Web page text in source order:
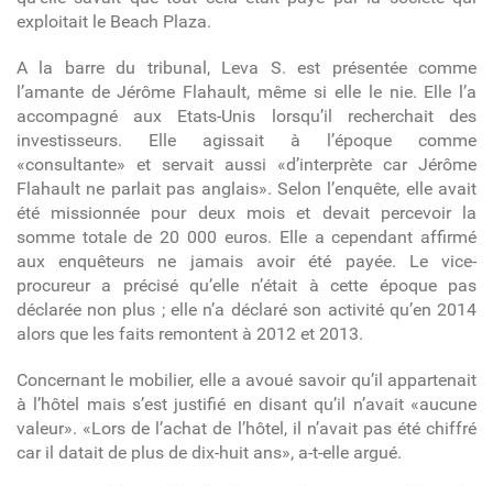
exploitait le Beach Plaza.
A la barre du tribunal, Leva S. est présentée comme
l’amante de Jérôme Flahault, même si elle le nie. Elle l’a
accompagné aux Etats-Unis lorsqu’il recherchait des
investisseurs. Elle agissait à l’époque comme
«consultante» et servait aussi «d’interprète car Jérôme
Flahault ne parlait pas anglais». Selon l’enquête, elle avait
été missionnée pour deux mois et devait percevoir la
somme totale de 20 000 euros. Elle a cependant affirmé
aux enquêteurs ne jamais avoir été payée. Le vice-
procureur a précisé qu’elle n’était à cette époque pas
déclarée non plus ; elle n’a déclaré son activité qu’en 2014
alors que les faits remontent à 2012 et 2013.
Concernant le mobilier, elle a avoué savoir qu’il appartenait
à l’hôtel mais s’est justifié en disant qu’il n’avait «aucune
valeur». «Lors de l’achat de l’hôtel, il n’avait pas été chiffré
car il datait de plus de dix-huit ans», a-t-elle argué.